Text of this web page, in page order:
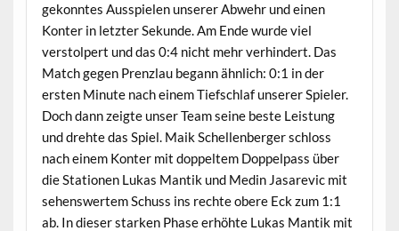
gekonntes Ausspielen unserer Abwehr und einen
Konter in letzter Sekunde. Am Ende wurde viel
verstolpert und das 0:4 nicht mehr verhindert. Das
Match gegen Prenzlau begann ähnlich: 0:1 in der
ersten Minute nach einem Tiefschlaf unserer Spieler.
Doch dann zeigte unser Team seine beste Leistung
und drehte das Spiel. Maik Schellenberger schloss
nach einem Konter mit doppeltem Doppelpass über
die Stationen Lukas Mantik und Medin Jasarevic mit
sehenswertem Schuss ins rechte obere Eck zum 1:1
ab. In dieser starken Phase erhöhte Lukas Mantik mit